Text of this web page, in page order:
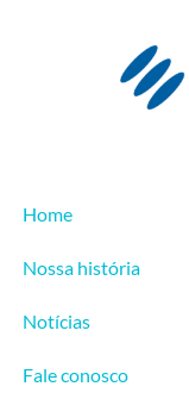
Home
Nossa história
Notícias
Fale conosco